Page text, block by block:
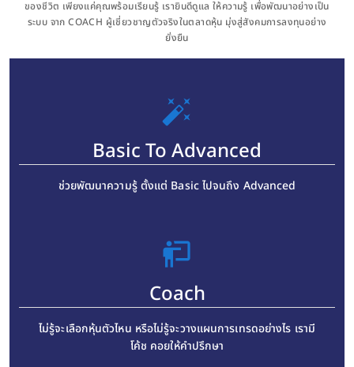
ของชีวิต เพียงแค่คุณพร้อมเรียนรู้ เรายินดีดูแล ให้ความรู้ เพื่อพัฒนาอย่างเป็น
ระบบ จาก COACH ผู้เชี่ยวชาญตัวจริงในตลาดหุ้น มุ่งสู่สังคมการลงทุนอย่าง
ยั่งยืน
Basic To Advanced
ช่วยพัฒนาความรู้ ตั้งแต่ Basic ไปจนถึง Advanced
Coach
ไม่รู้จะเลือกหุ้นตัวไหน หรือไม่รู้จะวางแผนการเทรดอย่างไร เรามี
โค้ช คอยให้คำปรึกษา